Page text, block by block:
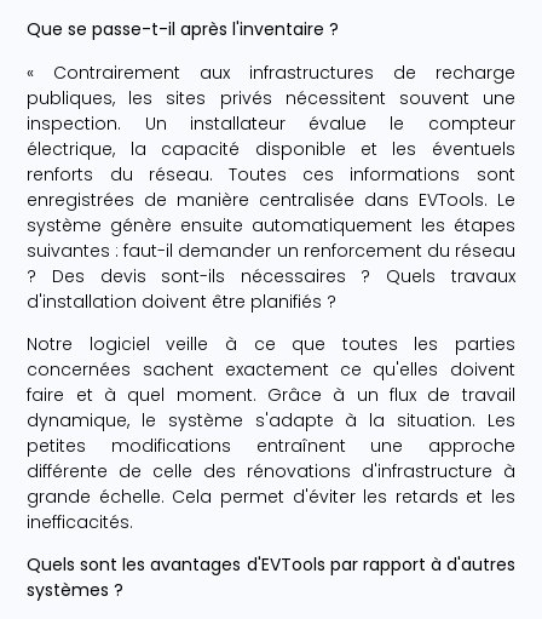
Que se passe-t-il après l'inventaire ?
« Contrairement aux infrastructures de recharge
publiques, les sites privés nécessitent souvent une
inspection. Un installateur évalue le compteur
électrique, la capacité disponible et les éventuels
renforts du réseau. Toutes ces informations sont
enregistrées de manière centralisée dans EVTools. Le
système génère ensuite automatiquement les étapes
suivantes : faut-il demander un renforcement du réseau
? Des devis sont-ils nécessaires ? Quels travaux
d'installation doivent être planifiés ?
Notre logiciel veille à ce que toutes les parties
concernées sachent exactement ce qu'elles doivent
faire et à quel moment. Grâce à un flux de travail
dynamique, le système s'adapte à la situation. Les
petites modifications entraînent une approche
différente de celle des rénovations d'infrastructure à
grande échelle. Cela permet d'éviter les retards et les
inefficacités.
Quels sont les avantages d'EVTools par rapport à d'autres
systèmes ?